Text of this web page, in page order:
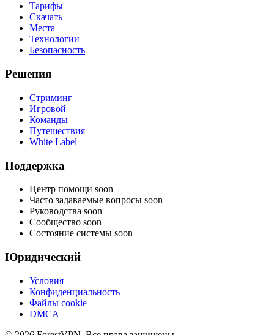
Тарифы
Скачать
Места
Технологии
Безопасность
Решения
Стриминг
Игровой
Команды
Путешествия
White Label
Поддержка
Центр помощи soon
Часто задаваемые вопросы soon
Руководства soon
Сообщество soon
Состояние системы soon
Юридический
Условия
Конфиденциальность
Файлы cookie
DMCA